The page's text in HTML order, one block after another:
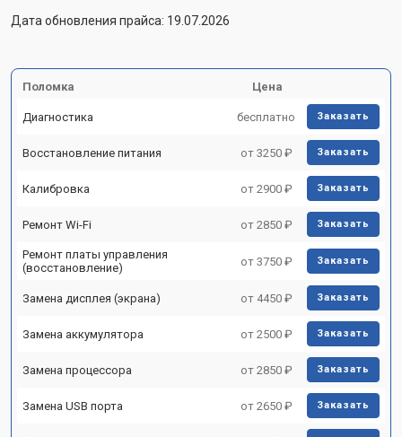
Дата обновления прайса: 19.07.2026
Поломка Цена
Диагностика бесплатно Заказать
Восстановление питания от 3250 ₽ Заказать
Калибровка от 2900 ₽ Заказать
Ремонт Wi-Fi от 2850 ₽ Заказать
Ремонт платы управления
(восстановление)
от 3750 ₽ Заказать
Замена дисплея (экрана) от 4450 ₽ Заказать
Замена аккумулятора от 2500 ₽ Заказать
Замена процессора от 2850 ₽ Заказать
Замена USB порта от 2650 ₽ Заказать